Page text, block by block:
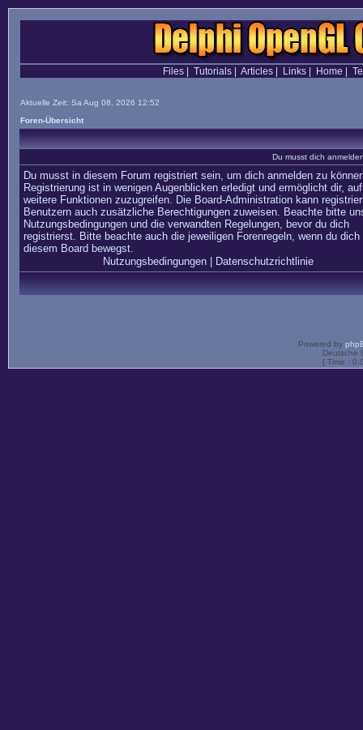
Files| Tutorials| Articles| Links| Home
Aktuelle Zeit: Sa Aug 08, 2026 12:52
Foren-Übersicht
Du musst dich
Du musst in diesem Forum registriert sein, um dich anmelden zu
Registrierung ist in wenigen Augenblicken erledigt und ermöglicht dir, auf
weitere Funktionen zuzugreifen. Die Board-Administration kann
Benutzern auch zusätzliche Berechtigungen zuweisen. Beachte bitte
Nutzungsbedingungen und die verwandten Regelungen, bevor du dich
registrierst. Bitte beachte auch die jeweiligen Forenregeln, wenn du dich
diesem Board bewegst.
Nutzungsbedingungen| Datenschutzrichtlinie
Powered by
Deutsche
[ Time :